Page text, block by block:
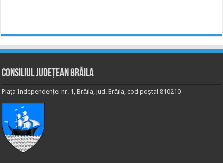
Consiliul Județean Brăila
Piața Independenței nr. 1, Brăila, jud. Brăila, cod poștal 810210